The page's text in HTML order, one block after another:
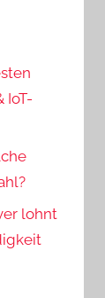
IoT-
lohnt